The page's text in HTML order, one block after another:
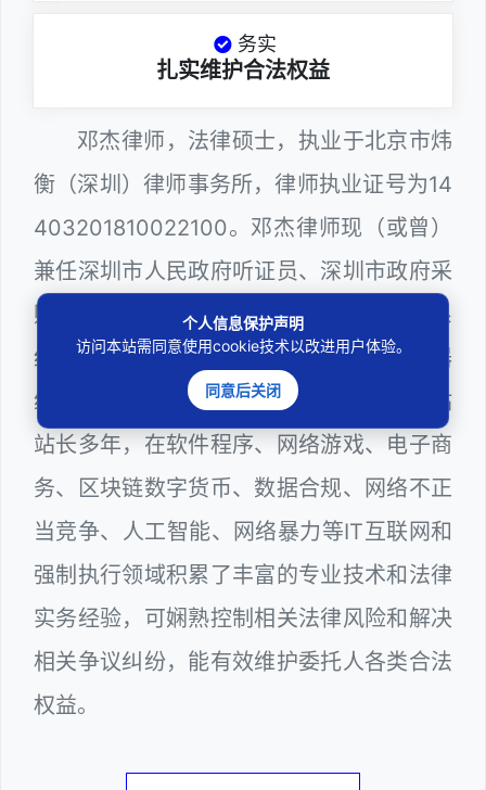
务实
扎实维护合法权益
邓杰律师，法律硕士，执业于北京市炜
衡（深圳）律师事务所，律师执业证号为14
403201810022100。邓杰律师现（或曾）
兼任深圳市人民政府听证员、深圳市政府采
购评审专家（法律类），深圳市某区政府系
统公职律师、WEB前端开发和 WEB服务器
维护工程师、计算机信息网络安全员和网站
站长多年，在软件程序、网络游戏、电子商
务、区块链数字货币、数据合规、网络不正
当竞争、人工智能、网络暴力等IT互联网和
强制执行领域积累了丰富的专业技术和法律
实务经验，可娴熟控制相关法律风险和解决
相关争议纠纷，能有效维护委托人各类合法
权益。
个人信息保护声明
访问本站需同意使用cookie技术以改进用户体验。
同意后关闭